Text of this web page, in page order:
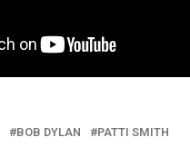
BOB DYLAN PATTI SMITH